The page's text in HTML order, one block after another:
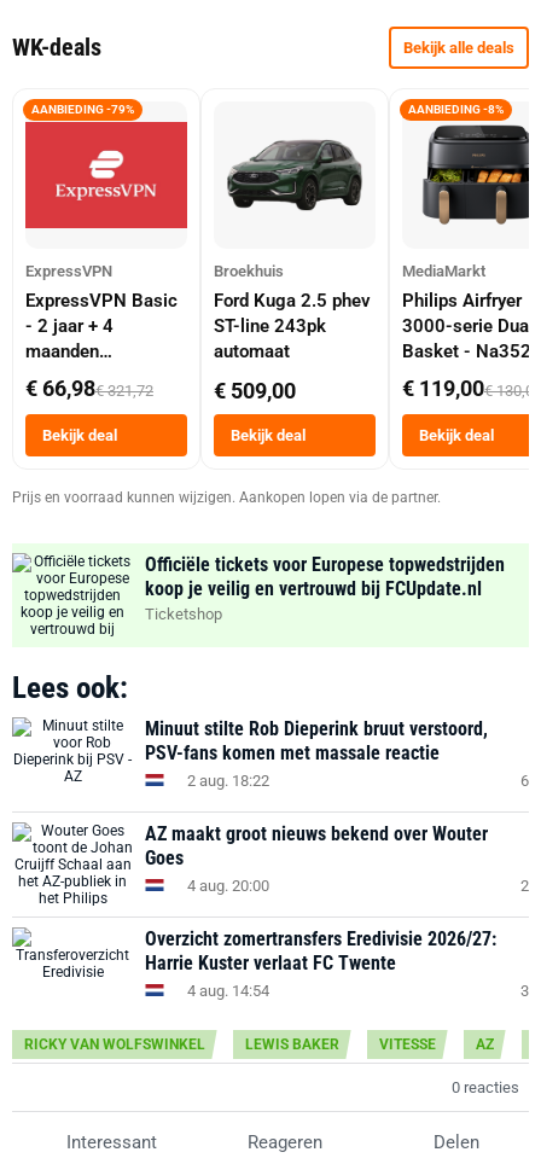
WK-deals Bekijk alle deals
AANBIEDING -79%
ExpressVPN
ExpressVPN Basic
- 2 jaar + 4
maanden
abonnement
€ 66,98€ 321,72
Bekijk deal
Broekhuis
Ford Kuga 2.5 phev
ST-line 243pk
automaat
€ 509,00
Bekijk deal
AANBIEDING -8%
MediaMarkt
Philips Airfryer
3000-serie Dual
Basket -
Dubbele Mand 9
Tot 6 Personen
Heteluchtfriteuse
Zwart
€ 119,00€ 130,00
Bekijk deal
Prijs en voorraad kunnen wijzigen. Aankopen lopen via de partner.
Officiële tickets voor Europese topwedstrijden
koop je veilig en vertrouwd bij FCUpdate.nl
Ticketshop
Lees ook:
Minuut stilte Rob Dieperink bruut verstoord,
PSV-fans komen met massale reactie
2 aug. 18:22 6
AZ maakt groot nieuws bekend over Wouter
Goes
4 aug. 20:00 2
Overzicht zomertransfers Eredivisie 2026/27:
Harrie Kuster verlaat FC Twente
4 aug. 14:54 3
RICKY VAN WOLFSWINKEL LEWIS BAKER VITESSE AZ
0 reacties
Interessant Reageren Delen